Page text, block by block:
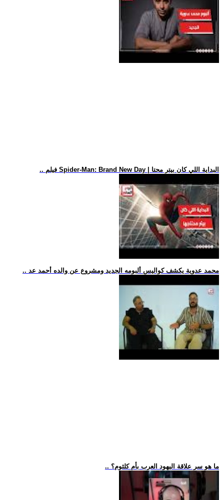
.. فيلم Spider-Man: Brand New Day | البداية اللي كان بيتر محتا
.. محمد عدوية يكشف كواليس ألبومه الجديد ومشروع عن والده أحمد عد
.. ما هو سر علاقة اليهود العرب بأم كلثوم؟